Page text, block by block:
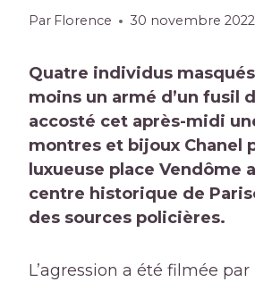
Par Florence 30 novembre 2022
Quatre individus
moins un armé d’un fusil
accosté cet après-midi
montres et bijoux Chanel
luxueuse place Vendôme
centre historique de Paris
des sources policières.
L’agression a été filmée